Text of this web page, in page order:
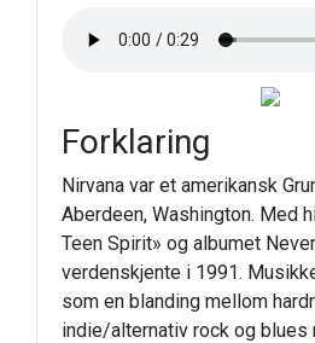
Forklaring
Nirvana var et amerikansk
Aberdeen, Washington. Med
Teen Spirit» og albumet
verdenskjente i 1991.
som en blanding mellom
indie/alternativ rock og blues